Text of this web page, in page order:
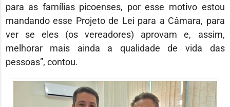
para as famílias picoenses, por esse motivo estou
mandando esse Projeto de Lei para a Câmara, para
ver se eles (os vereadores) aprovam e, assim,
melhorar mais ainda a qualidade de vida das
pessoas”, contou.